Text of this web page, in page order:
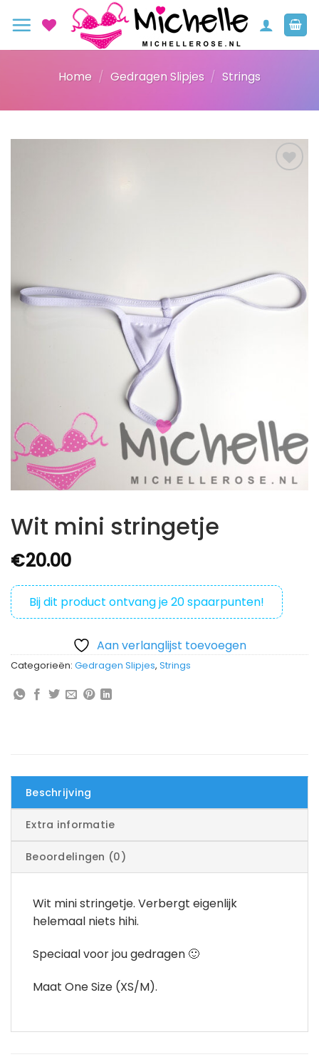
naar
Home / Gedragen Slipjes / Strings
Wit mini stringetje
€20.00
Bij dit product ontvang je20spaarpunten!
Aan verlanglijst toevoegen
Categorieën: Gedragen Slipjes, Strings
Beschrijving
Extra informatie
Beoordelingen (0)
Wit mini stringetje. Verbergt eigenlijk
helemaal niets hihi.
Speciaal voor jou gedragen 🙂
Maat One Size (XS/M).